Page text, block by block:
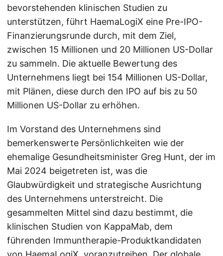
bevorstehenden klinischen Studien zu
unterstützen, führt HaemaLogiX eine Pre-IPO-
Finanzierungsrunde durch, mit dem Ziel,
zwischen 15 Millionen und 20 Millionen US-Dollar
zu sammeln. Die aktuelle Bewertung des
Unternehmens liegt bei 154 Millionen US-Dollar,
mit Plänen, diese durch den IPO auf bis zu 50
Millionen US-Dollar zu erhöhen.
Im Vorstand des Unternehmens sind
bemerkenswerte Persönlichkeiten wie der
ehemalige Gesundheitsminister Greg Hunt, der im
Mai 2024 beigetreten ist, was die
Glaubwürdigkeit und strategische Ausrichtung
des Unternehmens unterstreicht. Die
gesammelten Mittel sind dazu bestimmt, die
klinischen Studien von KappaMab, dem
führenden Immuntherapie-Produktkandidaten